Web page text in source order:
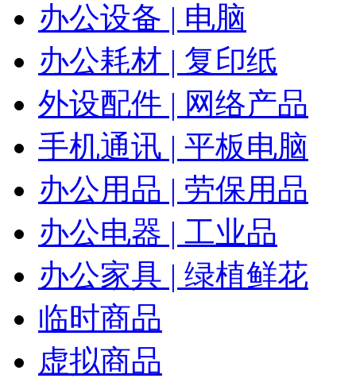
办公设备 | 电脑
办公耗材 | 复印纸
外设配件 | 网络产品
手机通讯 | 平板电脑
办公用品 | 劳保用品
办公电器 | 工业品
办公家具 | 绿植鲜花
临时商品
虚拟商品